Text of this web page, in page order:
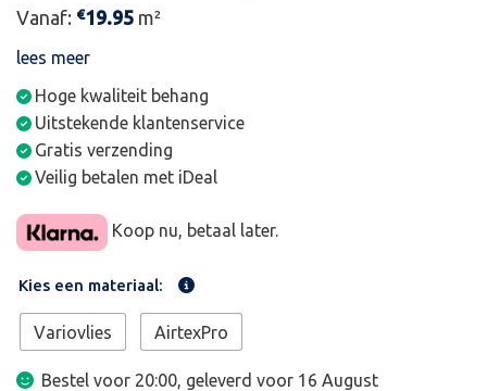
Vanaf: €19.95 m²
lees meer
Hoge kwaliteit behang
Uitstekende klantenservice
Gratis verzending
Veilig betalen met iDeal
Koop nu, betaal later.
Kies een materiaal:
Variovlies AirtexPro
Bestel voor 20:00, geleverd voor 16 August